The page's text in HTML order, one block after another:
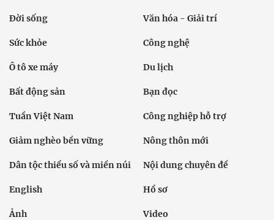
Đời sống Văn hóa - Giải trí
Sức khỏe Công nghệ
Ô tô xe máy Du lịch
Bất động sản Bạn đọc
Tuần Việt Nam Công nghiệp hỗ trợ
Giảm nghèo bền vững Nông thôn mới
Dân tộc thiểu số và miền núi Nội dung chuyên đề
English Hồ sơ
Ảnh Video